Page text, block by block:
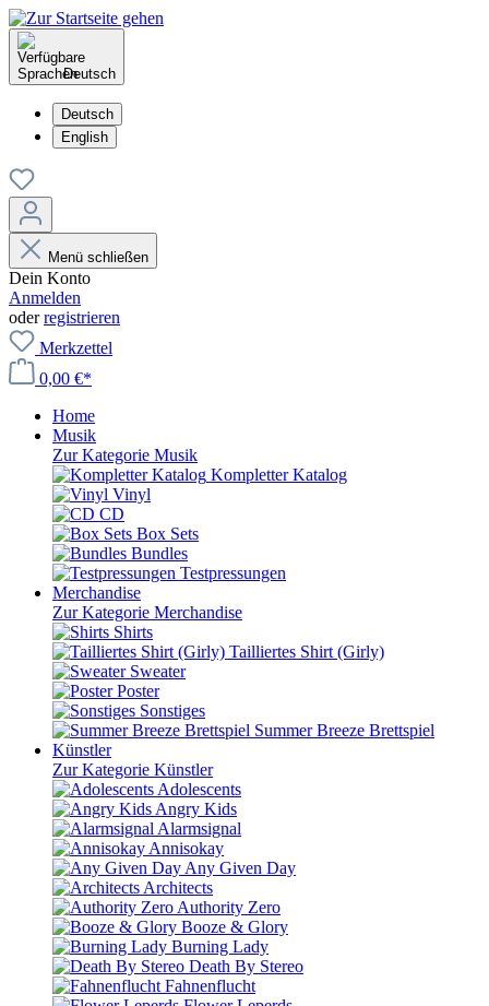
Deutsch
Deutsch
English
Menü schließen
Dein Konto
Anmelden
oderregistrieren
Merkzettel
0,00 €*
Home
Musik
Zur Kategorie Musik
Kompletter Katalog
Vinyl
CD
Box Sets
Bundles
Testpressungen
Merchandise
Zur Kategorie Merchandise
Shirts
Tailliertes Shirt (Girly)
Sweater
Poster
Sonstiges
Summer Breeze Brettspiel
Künstler
Zur Kategorie Künstler
Adolescents
Angry Kids
Alarmsignal
Annisokay
Any Given Day
Architects
Authority Zero
Booze & Glory
Burning Lady
Death By Stereo
Fahnenflucht